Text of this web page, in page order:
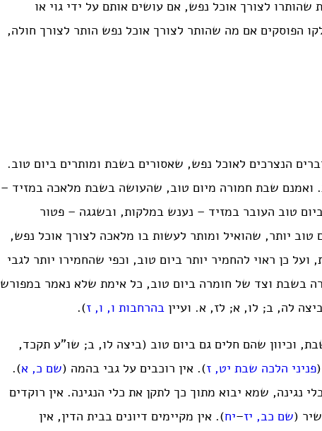
שהותרו לצורך אוכל נפש, אם עושים אותם על ידי גוי או
הפוסקים אם מה שהותר לצורך אוכל נפש הותר לצורך חולה,
הנצרכים לאוכל נפש, שאסורים בשבת ומותרים ביום טוב.
ואמנם שבת חמורה מיום טוב, שהעושה בשבת מלאכה במזיד –
טוב העובר במזיד – נענש במלקות, ובשגגה – פטור
יותר, שהואיל ומותר לעשות בו מלאכה לצורך אוכל נפש,
כן ראוי להחמיר יותר ביום טוב, וכפי שהחמירו יותר לגבי
בשבת וצד של חומרה ביום טוב, כל אימת שלא נאמר במפורש
לה, ב; לו, א; לז, א. ועיין בהרחבות ו, ו, ז).
וכיוון שהם חלים גם ביום טוב (ביצה לו, ב; שו”ע תקכד,
פניני הלכה שבת יט, ז). אין רוכבים על גבי בהמה (שם כ, א).
נגינה, שמא יבוא מתוך כך לתקן את כלי הנגינה. אין רוקדים
(שם כב, יז–יח). אין מקיימים דיונים בבית הדין, אין